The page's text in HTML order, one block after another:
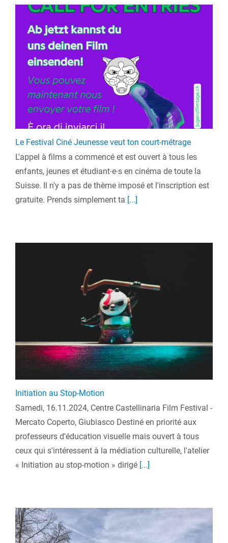
Le Festival Ciné Jeunesse veut ton court-métrage
L'appel à films a commencé et est ouvert à tous les
enfants, jeunes et étudiant∙e∙s en cinéma de toute la
Suisse. Il n'y a pas de thème imposé et l'inscription est
gratuite. Prends simplement ta [...]
Initiation au Stop-Motion
Samedi, 16.11.2024, Centre Castellinaria Film Festival -
Mercato Coperto, Giubiasco Destiné en priorité aux
professeurs d'éducation visuelle mais ouvert à tous
ceux qui s'intéressent à la médiation culturelle, l'atelier
« Initiation au stop-motion » dirigé [...]